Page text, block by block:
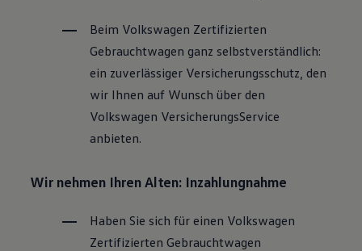
Beim Volkswagen Zertifizierten
Gebrauchtwagen ganz selbstverständlich:
ein zuverlässiger Versicherungsschutz, den
wir Ihnen auf Wunsch über den
Volkswagen VersicherungsService
anbieten.
Wir nehmen Ihren Alten: Inzahlungnahme
Haben Sie sich für einen Volkswagen
Zertifizierten Gebrauchtwagen